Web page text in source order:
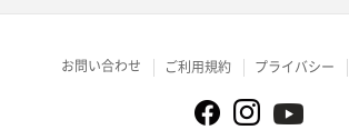
お問い合わせ ご利用規約 プライバシー